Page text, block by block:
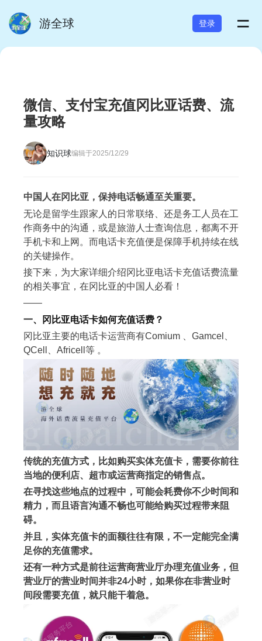
游全球 登录 =
微信、支付宝充值冈比亚话费、流
量攻略
知识球编辑于2025/12/29
中国人在冈比亚，保持电话畅通至关重要。
无论是留学生跟家人的日常联络、还是务工人员在工
作商务中的沟通，或是旅游人士查询信息，都离不开
手机卡和上网。而电话卡充值便是保障手机持续在线
的关键操作。
接下来，为大家详细介绍冈比亚电话卡充值话费流量
的相关事宜，在冈比亚的中国人必看！
——
一、冈比亚电话卡如何充值话费？
冈比亚主要的电话卡运营商有Comium 、Gamcel、
QCell、Africell等 。
传统的充值方式，比如购买实体充值卡，需要你前往
当地的便利店、超市或运营商指定的销售点。
在寻找这些地点的过程中，可能会耗费你不少时间和
精力，而且语言沟通不畅也可能给购买过程带来阻
碍。
并且，实体充值卡的面额往往有限，不一定能完全满
足你的充值需求。
还有一种方式是前往运营商营业厅办理充值业务，但
营业厅的营业时间并非24小时，如果你在非营业时
间段需要充值，就只能干着急。